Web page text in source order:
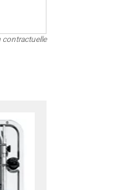
contractuelle